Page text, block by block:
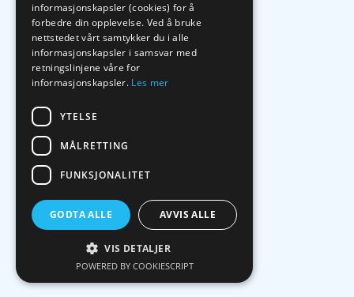
informasjonskapsler (cookies) for å
forbedre din opplevelse. Ved å bruke
nettstedet vårt samtykker du i alle
informasjonskapsler i samsvar med
retningslinjene våre for
informasjonskapsler. Les mer
YTELSE
MÅLRETTING
FUNKSJONALITET
GODTA ALLE AVVIS ALLE
VIS DETALJER
POWERED BY COOKIESCRIPT